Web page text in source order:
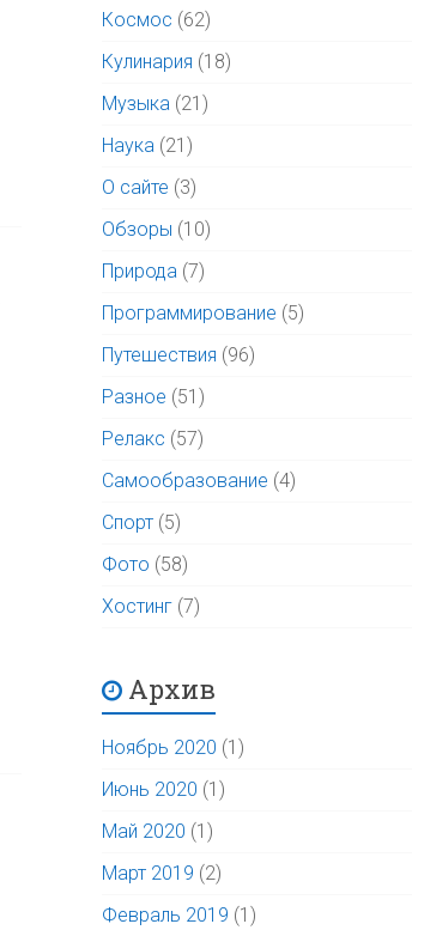
Космос (62)
Кулинария (18)
Музыка (21)
Наука (21)
О сайте (3)
Обзоры (10)
Природа (7)
Программирование (5)
Путешествия (96)
Разное (51)
Релакс (57)
Самообразование (4)
Спорт (5)
Фото (58)
Хостинг (7)
Архив
Ноябрь 2020 (1)
Июнь 2020 (1)
Май 2020 (1)
Март 2019 (2)
Февраль 2019 (1)